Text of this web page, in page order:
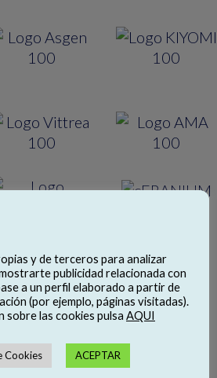
y de terceros para analizar
publicidad relacionada con
a un perfil elaborado a partir de
(por ejemplo, páginas visitadas).
sobre las cookies pulsa AQUI
Cookies ACEPTAR